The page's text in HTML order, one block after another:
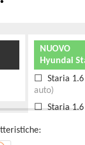
NUOVO
Hyundai
Staria
auto)
Staria 1.6